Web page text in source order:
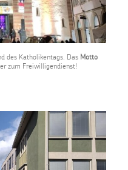
des Katholikentags. Das Motto
zum Freiwilligendienst!